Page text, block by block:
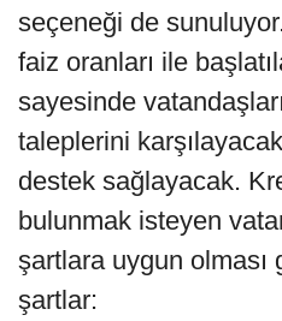
seçeneği de
faiz oranları ile
sayesinde
taleplerini
destek sağlayacak.
bulunmak isteyen
şartlara uygun olması
şartlar: